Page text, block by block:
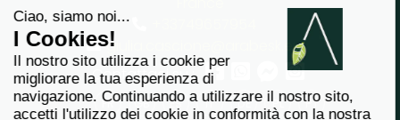
giulia.cascione@arabesk.eu
Contattaci su :
FR GB ES IT DE PL PT